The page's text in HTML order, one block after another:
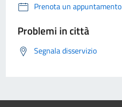
Prenota un appuntamento
Problemi in città
Segnala disservizio